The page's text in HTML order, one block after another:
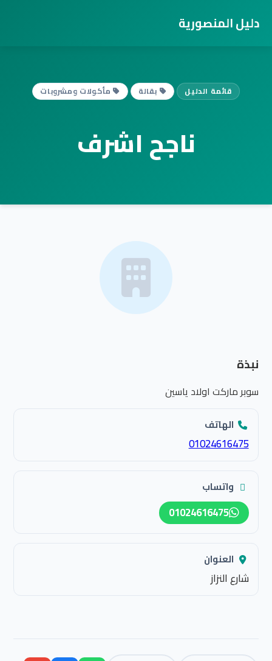
دليل المنصورية
قائمة الدليل بقالة مأكولات ومشروبات
ناجح اشرف
نبذة
سوبر ماركت اولاد ياسين
الهاتف
01024616475
واتساب
01024616475
العنوان
شارع النزاز